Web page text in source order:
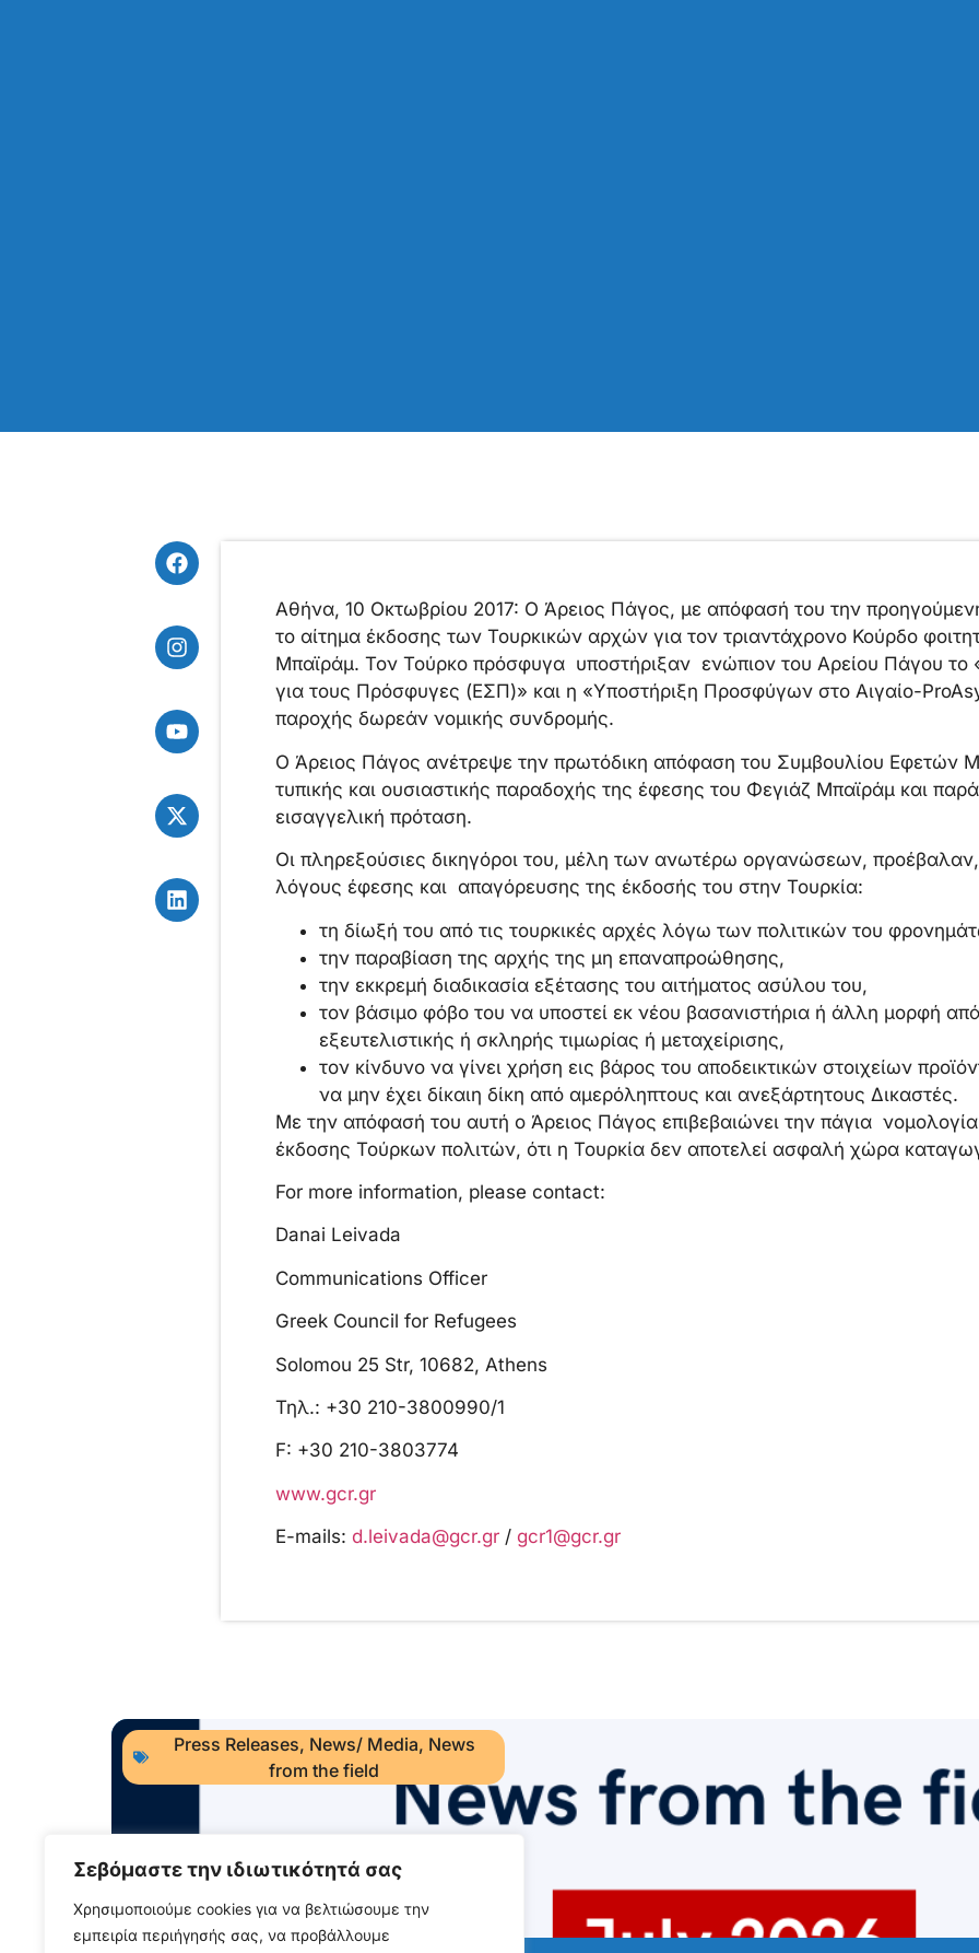
Σεβόμαστε την ιδιωτικότητά σας
Χρησιμοποιούμε cookies για να βελτιώσουμε την
εμπειρία περιήγησής σας, να προβάλλουμε
Αθήνα, 10 Oκτωβρίου 2017: Ο Άρειος Πάγος, με απόφασή του την
το αίτημα έκδοσης των Τουρκικών αρχών για τον τριαντάχρονο Κούρδο
Μπαϊράμ. Τον Τούρκο πρόσφυγα υποστήριξαν ενώπιον του Αρείου Πάγου το
για τους Πρόσφυγες (ΕΣΠ)» και η «Υποστήριξη Προσφύγων στο Αιγαίο-
παροχής δωρεάν νομικής συνδρομής.
Ο Άρειος Πάγος ανέτρεψε την πρωτόδικη απόφαση του Συμβουλίου Εφετών
τυπικής και ουσιαστικής παραδοχής της έφεσης του Φεγιάζ Μπαϊράμ και
εισαγγελική πρόταση.
Οι πληρεξούσιες δικηγόροι του, μέλη των ανωτέρω οργανώσεων,
λόγους έφεσης και απαγόρευσης της έκδοσής του στην Τουρκία:
τη δίωξή του από τις τουρκικές αρχές λόγω των πολιτικών του
την παραβίαση της αρχής της μη επαναπροώθησης,
την εκκρεμή διαδικασία εξέτασης του αιτήματος ασύλου του,
τον βάσιμο φόβο του να υποστεί εκ νέου βασανιστήρια ή άλλη μορφή
εξευτελιστικής ή σκληρής τιμωρίας ή μεταχείρισης,
τον κίνδυνο να γίνει χρήση εις βάρος του αποδεικτικών στοιχείων
να μην έχει δίκαιη δίκη από αμερόληπτους και ανεξάρτητους Δικαστές.
Με την απόφασή του αυτή ο Άρειος Πάγος επιβεβαιώνει την πάγια
έκδοσης Τούρκων πολιτών, ότι η Τουρκία δεν αποτελεί ασφαλή χώρα
For more information, please contact:
Danai Leivada
Communications Officer
Greek Council for Refugees
Solomou 25 Str, 10682, Athens
Τηλ.: +30 210-3800990/1
F: +30 210-3803774
www.gcr.gr
E-mails: d.leivada@gcr.gr/ gcr1@gcr.gr
Press Releases, News/ Media, News
from the field